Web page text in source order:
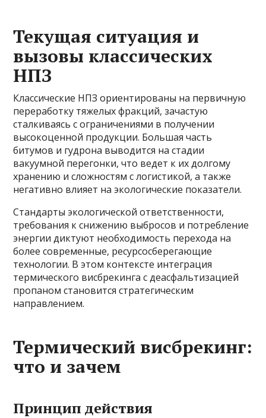
Текущая ситуация и
вызовы классических
НПЗ
Классические НПЗ ориентированы на первичную
переработку тяжелых фракций, зачастую
сталкиваясь с ограничениями в получении
высокоценной продукции. Большая часть
битумов и гудрона выводится на стадии
вакуумной перегонки, что ведет к их долгому
хранению и сложностям с логистикой, а также
негативно влияет на экологические показатели.
Стандарты экологической ответственности,
требования к снижению выбросов и потребление
энергии диктуют необходимость перехода на
более современные, ресурсосберегающие
технологии. В этом контексте интеграция
термического висбрекинга с деасфальтизацией
пропаном становится стратегическим
направлением.
Термический висбрекинг:
что и зачем
Принцип действия